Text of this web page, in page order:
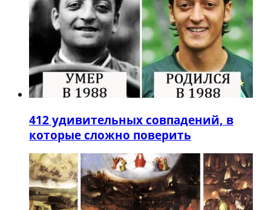
412 удивительных совпадений, в
которые сложно поверить